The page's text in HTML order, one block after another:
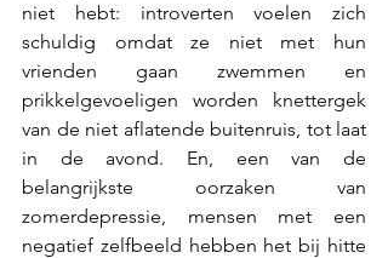
niet hebt: introverten voelen zich
schuldig omdat ze niet met hun
vrienden gaan zwemmen en
prikkelgevoeligen worden knettergek
van de niet aflatende buitenruis, tot laat
in de avond. En, een van de
belangrijkste oorzaken van
zomerdepressie, mensen met een
negatief zelfbeeld hebben het bij hitte